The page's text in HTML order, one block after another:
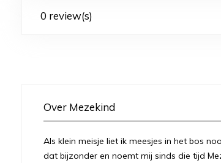
0 review(s)
Over Mezekind
Als klein meisje liet ik meesjes in het bos
dat bijzonder en noemt mij sinds die tijd